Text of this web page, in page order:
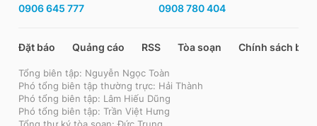
0906 645 777 0908 780 404
Đặt báo Quảng cáo RSS Tòa soạn Chính sách bảo
Tổng biên tập: Nguyễn Ngọc Toàn
Phó tổng biên tập thường trực: Hải Thành
Phó tổng biên tập: Lâm Hiếu Dũng
Phó tổng biên tập: Trần Việt Hưng
Tổng thư ký tòa soạn: Đức Trung